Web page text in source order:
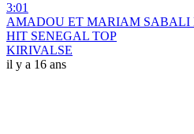
3:01
AMADOU ET MARIAM SABALI
HIT SENEGAL TOP
KIRIVALSE
il y a 16 ans